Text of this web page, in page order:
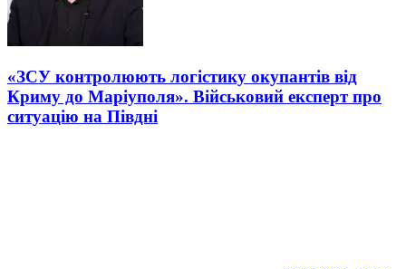
«ЗСУ контролюють логістику окупантів від
Криму до Маріуполя». Військовий експерт про
ситуацію на Півдні